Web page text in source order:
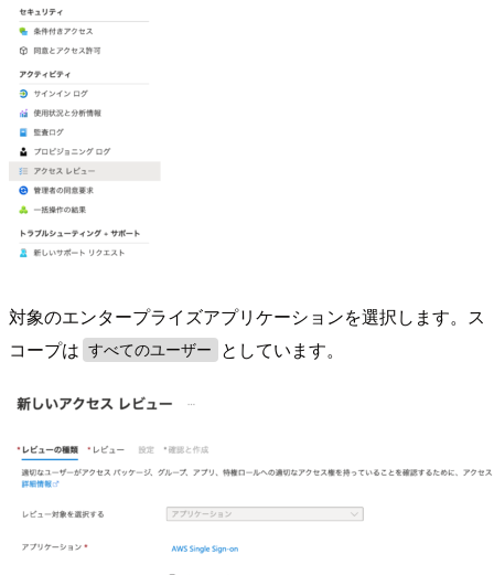
対象のエンタープライズアプリケーションを選択します。ス
コープは すべてのユーザー としています。